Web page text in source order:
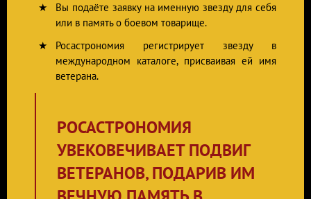
Вы подаёте заявку на именную звезду для себя
или в память о боевом товарище.
Росастрономия регистрирует звезду в
международном каталоге, присваивая ей имя
ветерана.
РОСАСТРОНОМИЯ
УВЕКОВЕЧИВАЕТ ПОДВИГ
ВЕТЕРАНОВ, ПОДАРИВ ИМ